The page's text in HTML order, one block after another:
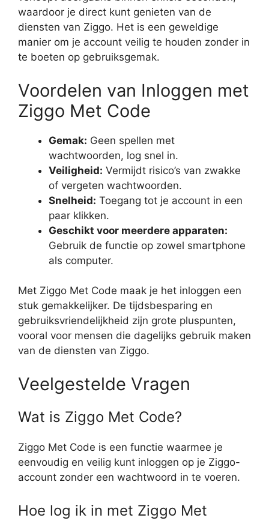
waardoor je direct kunt genieten van de
diensten van Ziggo. Het is een geweldige
manier om je account veilig te houden zonder in
te boeten op gebruiksgemak.
Voordelen van Inloggen met
Ziggo Met Code
Gemak: Geen spellen met
wachtwoorden, log snel in.
Veiligheid: Vermijdt risico’s van zwakke
of vergeten wachtwoorden.
Snelheid: Toegang tot je account in een
paar klikken.
Geschikt voor meerdere apparaten:
Gebruik de functie op zowel smartphone
als computer.
Met Ziggo Met Code maak je het inloggen een
stuk gemakkelijker. De tijdsbesparing en
gebruiksvriendelijkheid zijn grote pluspunten,
vooral voor mensen die dagelijks gebruik maken
van de diensten van Ziggo.
Veelgestelde Vragen
Wat is Ziggo Met Code?
Ziggo Met Code is een functie waarmee je
eenvoudig en veilig kunt inloggen op je Ziggo-
account zonder een wachtwoord in te voeren.
Hoe log ik in met Ziggo Met